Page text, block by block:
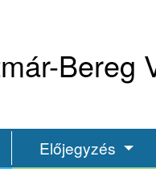
Bereg
Előjegyzés